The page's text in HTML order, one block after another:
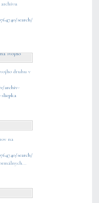
archívu
search/?
druhu v
archiv-
sliepka
na
search/?